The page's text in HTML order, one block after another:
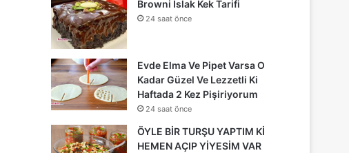
Browni Islak Kek Tarifi
24 saat önce
Evde Elma Ve Pipet Varsa O
Kadar Güzel Ve Lezzetli Ki
Haftada 2 Kez Pişiriyorum
24 saat önce
ÖYLE BİR TURŞU YAPTIM Kİ
HEMEN AÇIP YİYESİM VAR